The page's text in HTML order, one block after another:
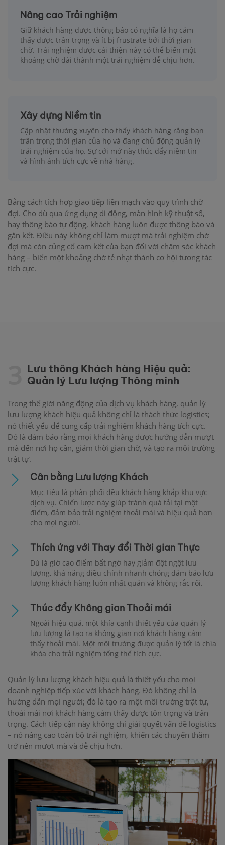
Nâng cao Trải nghiệm
Giữ khách hàng được thông báo có nghĩa là họ cảm
thấy được trân trọng và ít bị frustrate bởi thời gian
chờ. Trải nghiệm được cải thiện này có thể biến một
khoảng chờ dài thành một trải nghiệm dễ chịu hơn.
Xây dựng Niềm tin
Cập nhật thường xuyên cho thấy khách hàng rằng bạn
trân trọng thời gian của họ và đang chủ động quản lý
trải nghiệm của họ. Sự cởi mở này thúc đẩy niềm tin
và hình ảnh tích cực về nhà hàng.
Bằng cách tích hợp giao tiếp liền mạch vào quy trình chờ
đợi. Cho dù qua ứng dụng di động, màn hình kỹ thuật số,
hay thông báo tự động, khách hàng luôn được thông báo và
gắn kết. Điều này không chỉ làm mượt mà trải nghiệm chờ
đợi mà còn củng cố cam kết của bạn đối với chăm sóc khách
hàng – biến một khoảng chờ tẻ nhạt thành cơ hội tương tác
tích cực.
Lưu thông Khách hàng Hiệu quả:
Quản lý Lưu lượng Thông minh
Trong thế giới năng động của dịch vụ khách hàng, quản lý
lưu lượng khách hiệu quả không chỉ là thách thức logistics;
nó thiết yếu để cung cấp trải nghiệm khách hàng tích cực.
Đó là đảm bảo rằng mọi khách hàng được hướng dẫn mượt
mà đến nơi họ cần, giảm thời gian chờ, và tạo ra môi trường
trật tự.
Cân bằng Lưu lượng Khách
Mục tiêu là phân phối đều khách hàng khắp khu vực
dịch vụ. Chiến lược này giúp tránh quá tải tại một
điểm, đảm bảo trải nghiệm thoải mái và hiệu quả hơn
cho mọi người.
Thích ứng với Thay đổi Thời gian Thực
Dù là giờ cao điểm bất ngờ hay giảm đột ngột lưu
lượng, khả năng điều chỉnh nhanh chóng đảm bảo lưu
lượng khách hàng luôn nhất quán và không rắc rối.
Thúc đẩy Không gian Thoải mái
Ngoài hiệu quả, một khía cạnh thiết yếu của quản lý
lưu lượng là tạo ra không gian nơi khách hàng cảm
thấy thoải mái. Một môi trường được quản lý tốt là chìa
khóa cho trải nghiệm tổng thể tích cực.
Quản lý lưu lượng khách hiệu quả là thiết yếu cho mọi
doanh nghiệp tiếp xúc với khách hàng. Đó không chỉ là
hướng dẫn mọi người; đó là tạo ra một môi trường trật tự,
thoải mái nơi khách hàng cảm thấy được tôn trọng và trân
trọng. Cách tiếp cận này không chỉ giải quyết vấn đề logistics
– nó nâng cao toàn bộ trải nghiệm, khiến các chuyến thăm
trở nên mượt mà và dễ chịu hơn.